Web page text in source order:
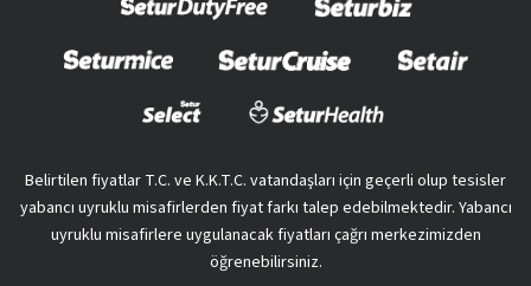
Belirtilen fiyatlar T.C. ve K.K.T.C. vatandaşları için geçerli olup tesisler
yabancı uyruklu misafirlerden fiyat farkı talep edebilmektedir. Yabancı
uyruklu misafirlere uygulanacak fiyatları çağrı merkezimizden
öğrenebilirsiniz.